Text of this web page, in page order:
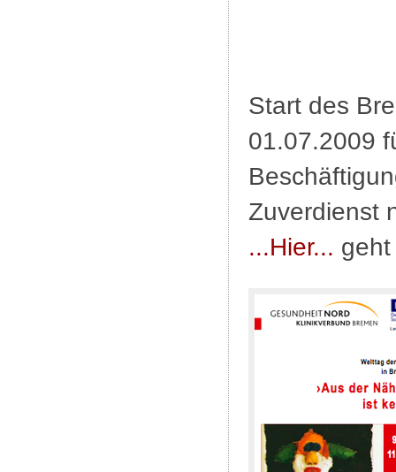
Start des
01.07.2009
Zuverdienst
...Hier...